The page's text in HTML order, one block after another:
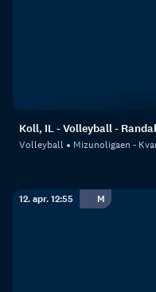
Koll, IL - Volleyball -
Volleyball Mizunoligaen -
12. apr. 12:55 M